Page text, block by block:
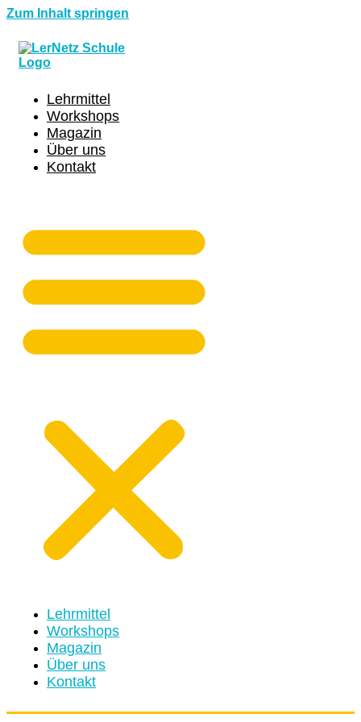
Zum Inhalt springen
Lehrmittel
Workshops
Magazin
Über uns
Kontakt
Lehrmittel
Workshops
Magazin
Über uns
Kontakt